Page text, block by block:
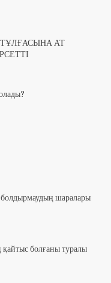
ТҰЛҒАСЫНА АТ
шаралары
болғаны туралы